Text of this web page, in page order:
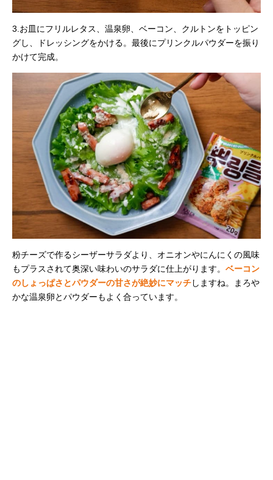
3.お皿にフリルレタス、温泉卵、ベーコン、クルトンをトッピン
グし、ドレッシングをかける。最後にプリンクルパウダーを振り
かけて完成。
粉チーズで作るシーザーサラダより、オニオンやにんにくの風味
もプラスされて奥深い味わいのサラダに仕上がります。 ベーコン
のしょっぱさとパウダーの甘さが絶妙にマッチしますね。まろや
かな温泉卵とパウダーもよく合っています。